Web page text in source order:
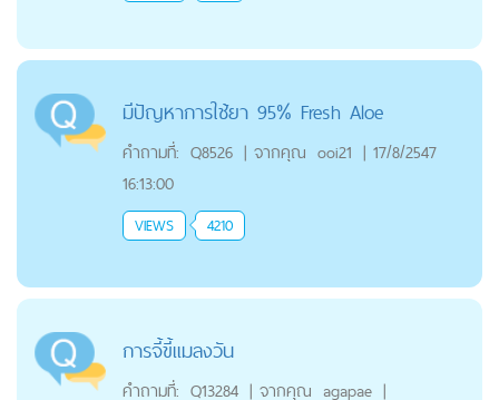
มีปัญหาการใช้ยา 95% Fresh Aloe
คำถามที่: Q8526 | จากคุณ ooi21 | 17/8/2547
16:13:00
VIEWS 4210
การจี้ขี้เเมลงวัน
คำถามที่: Q13284 | จากคุณ agapae |